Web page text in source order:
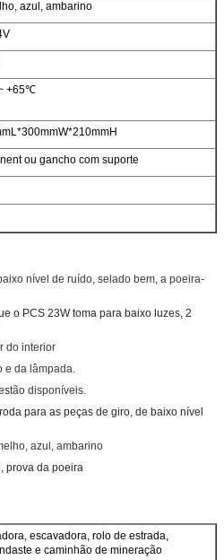
azul, ambarino
+65℃
ou gancho com suporte
nível de ruído, selado bem, a poeira-
o PCS 23W toma para baixo luzes, 2
do interior
e da lâmpada.
disponíveis.
para as peças de giro, de baixo nível
azul, ambarino
prova da poeira
escavadora, rolo de estrada,
e caminhão de mineração